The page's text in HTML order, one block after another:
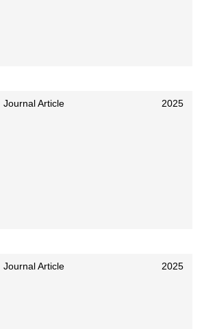
Journal Article 2025
Journal Article 2025